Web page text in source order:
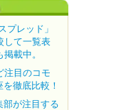
プレッド」
して一覧表
載中。
注目のコモ
徹底比較！
部が注目する